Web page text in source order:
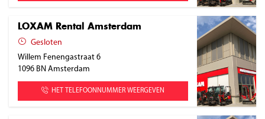
LOXAM Rental Amsterdam
Gesloten
Willem Fenengastraat 6
1096 BN Amsterdam
HET TELEFOONNUMMER WEERGEVEN